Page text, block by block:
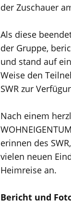
der Zuschauer
Als diese
der Gruppe,
und stand auf
Weise den
SWR zur
Nach einem
erinnen des
vielen neuen
Heimreise an.
Bericht und